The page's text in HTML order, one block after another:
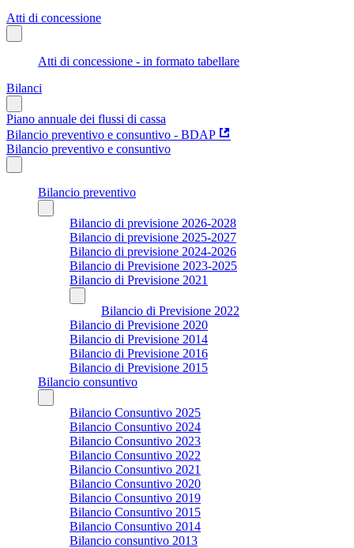
Atti di concessione
Atti di concessione - in formato tabellare
Bilanci
Piano annuale dei flussi di cassa
Bilancio preventivo e consuntivo - BDAP
Bilancio preventivo e consuntivo
Bilancio preventivo
Bilancio di previsione 2026-2028
Bilancio di previsione 2025-2027
Bilancio di previsione 2024-2026
Bilancio di Previsione 2023-2025
Bilancio di Previsione 2021
Bilancio di Previsione 2022
Bilancio di Previsione 2020
Bilancio di Previsione 2014
Bilancio di Previsione 2016
Bilancio di Previsione 2015
Bilancio consuntivo
Bilancio Consuntivo 2025
Bilancio Consuntivo 2024
Bilancio Consuntivo 2023
Bilancio Consuntivo 2022
Bilancio Consuntivo 2021
Bilancio Consuntivo 2020
Bilancio Consuntivo 2019
Bilancio Consuntivo 2015
Bilancio Consuntivo 2014
Bilancio consuntivo 2013